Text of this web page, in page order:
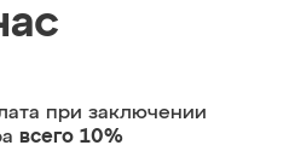
при заключении
всего 10%